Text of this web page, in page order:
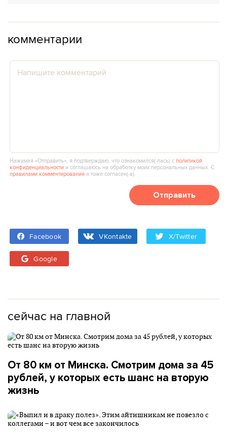
комментарии
Нажимая «Отправить», я подтверждаю, что ознакомился(‑лась) сполитикой
конфиденциальности и соглашаюсь на обработку моих персональных данных. С
правилами комментирования я тоже согласен(‑а).
Отправить
Facebook VKontakte X/Twitter
Google
сейчас на главной
От 80 км от Минска. Смотрим дома за 45
рублей, у которых есть шанс на вторую
жизнь